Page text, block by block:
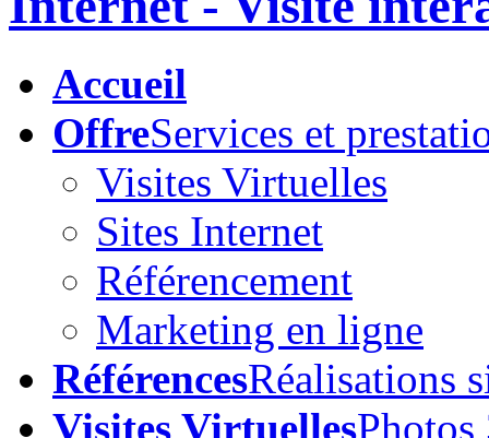
Accueil
OffreServices et
Visites Virtuelles
Sites Internet
Référencement
Marketing en ligne
RéférencesRéalisations
Visites VirtuellesPhotos